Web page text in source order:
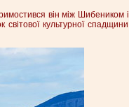
він між Шибеником і
культурної спадщини